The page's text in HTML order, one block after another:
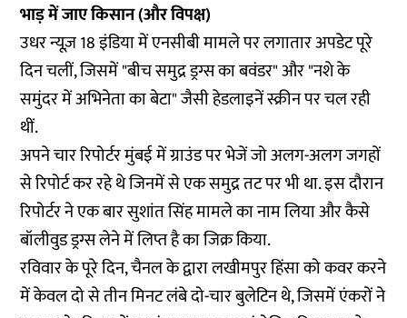
भाड़ में जाए किसान (और विपक्ष)
उधरन्यूज़ 18 इंडियामें एनसीबी मामले पर लगातार अपडेट पूरे
दिन चलीं, जिसमें "बीच समुद्र ड्रग्स का बवंडर" और "नशे के
समुंदर में अभिनेता का बेटा" जैसी हेडलाइनें स्क्रीन पर चल रही
थीं.
अपने चार रिपोर्टर मुंबई में ग्राउंड पर भेजें जो अलग-अलग जगहों
से रिपोर्ट कर रहे थे जिनमें से एक समुद्र तट पर भी था. इस दौरान
रिपोर्टर ने एक बार सुशांत सिंह मामले का नाम लिया और कैसे
बॉलीवुड ड्रग्स लेने में लिप्त है का जिक्र किया.
रविवार के पूरे दिन, चैनल के द्वारा लखीमपुर हिंसा को कवर करने
में केवल दो से तीन मिनट लंबे दो-चार बुलेटिन थे, जिसमें एंकरों ने